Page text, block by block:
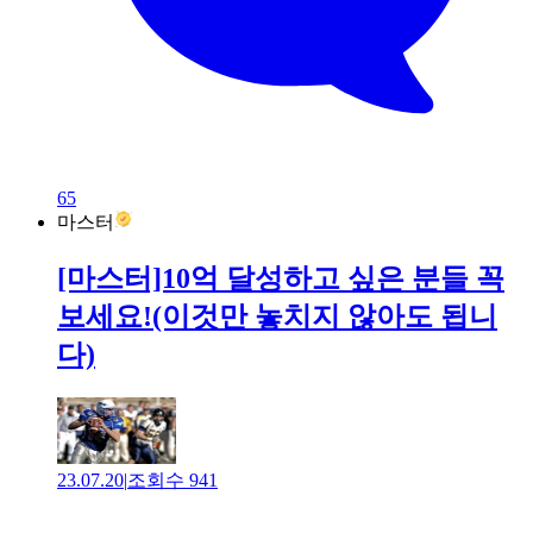
65
마스터
[마스터]10억 달성하고 싶은 분들 꼭
보세요!(이것만 놓치지 않아도 됩니
다)
23.07.20|조회수 941